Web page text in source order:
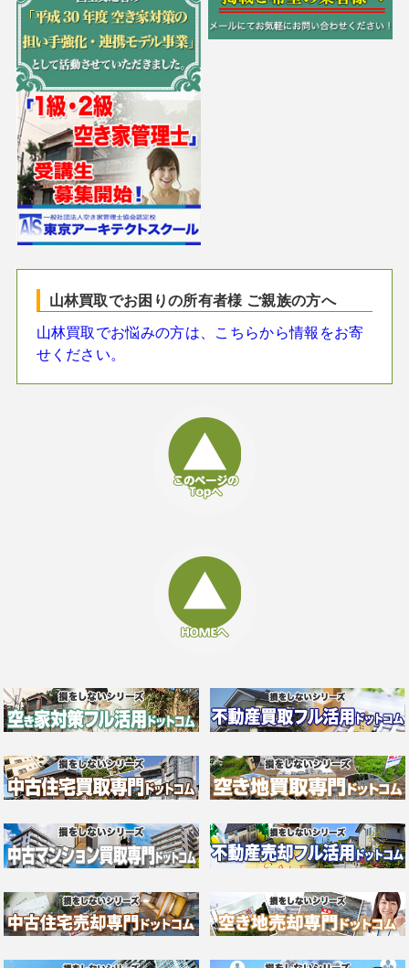
山林買取でお困りの所有者様 ご親族の方へ
山林買取でお悩みの方は、こちらから情報をお寄
せください。